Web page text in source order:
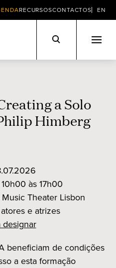
RECURSOSCONTACTOS EN
a Solo
Himberg
às 17h00
Music Theater Lisbon
atores e atrizes
designar
beneficiam de condições
a esta formação